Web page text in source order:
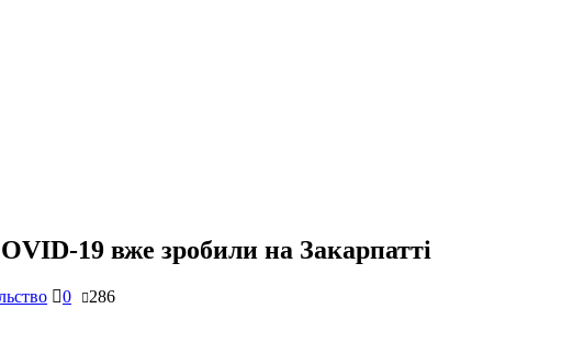
19 вже зробили на Закарпатті
0 286